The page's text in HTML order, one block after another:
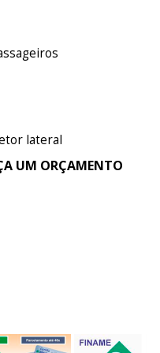
lateral
UM ORÇAMENTO